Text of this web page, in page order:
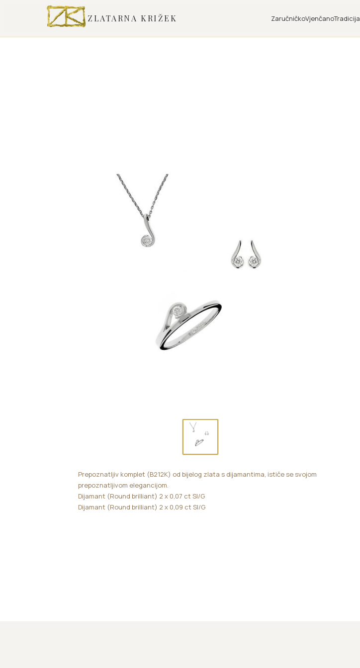
ZLATARNA KRIŽEK ZaručničkoVjenčanoTradicija
Prepoznatljiv komplet (B212K) od bijelog zlata s dijamantima, ističe se svojom
prepoznatljivom elegancijom.
Dijamant (Round brilliant) 2 x 0,07 ct SI/G
Dijamant (Round brilliant) 2 x 0,09 ct SI/G